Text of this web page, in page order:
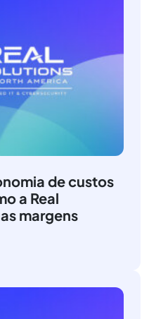
de custos
a Real
margens